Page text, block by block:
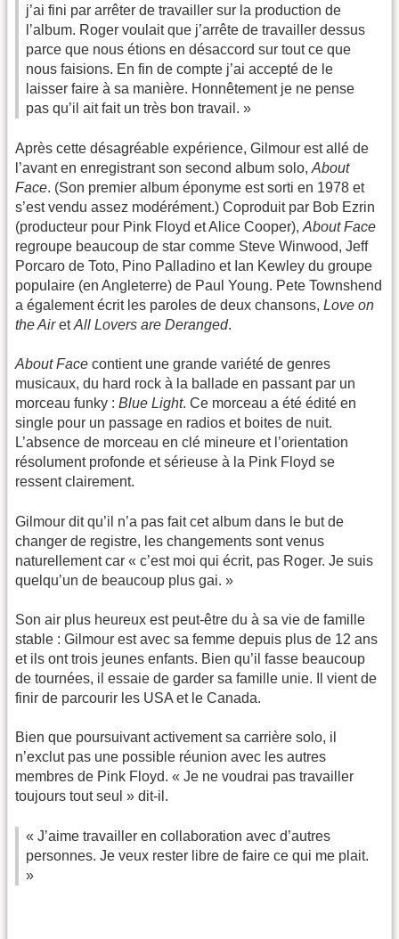
j’ai fini par arrêter de travailler sur la production de
l’album. Roger voulait que j’arrête de travailler dessus
parce que nous étions en désaccord sur tout ce que
nous faisions. En fin de compte j’ai accepté de le
laisser faire à sa manière. Honnêtement je ne pense
pas qu’il ait fait un très bon travail. »
Après cette désagréable expérience, Gilmour est allé de
l’avant en enregistrant son second album solo, About
Face. (Son premier album éponyme est sorti en 1978 et
s’est vendu assez modérément.) Coproduit par Bob Ezrin
(producteur pour Pink Floyd et Alice Cooper), About Face
regroupe beaucoup de star comme Steve Winwood, Jeff
Porcaro de Toto, Pino Palladino et Ian Kewley du groupe
populaire (en Angleterre) de Paul Young. Pete Townshend
a également écrit les paroles de deux chansons, Love on
the AiretAll Lovers are Deranged.
About Face contient une grande variété de genres
musicaux, du hard rock à la ballade en passant par un
morceau funky : Blue Light. Ce morceau a été édité en
single pour un passage en radios et boites de nuit.
L’absence de morceau en clé mineure et l’orientation
résolument profonde et sérieuse à la Pink Floyd se
ressent clairement.
Gilmour dit qu’il n’a pas fait cet album dans le but de
changer de registre, les changements sont venus
naturellement car « c’est moi qui écrit, pas Roger. Je suis
quelqu’un de beaucoup plus gai. »
Son air plus heureux est peut-être du à sa vie de famille
stable : Gilmour est avec sa femme depuis plus de 12 ans
et ils ont trois jeunes enfants. Bien qu’il fasse beaucoup
de tournées, il essaie de garder sa famille unie. Il vient de
finir de parcourir les USA et le Canada.
Bien que poursuivant activement sa carrière solo, il
n’exclut pas une possible réunion avec les autres
membres de Pink Floyd. « Je ne voudrai pas travailler
toujours tout seul » dit-il.
« J’aime travailler en collaboration avec d’autres
personnes. Je veux rester libre de faire ce qui me plait.
»